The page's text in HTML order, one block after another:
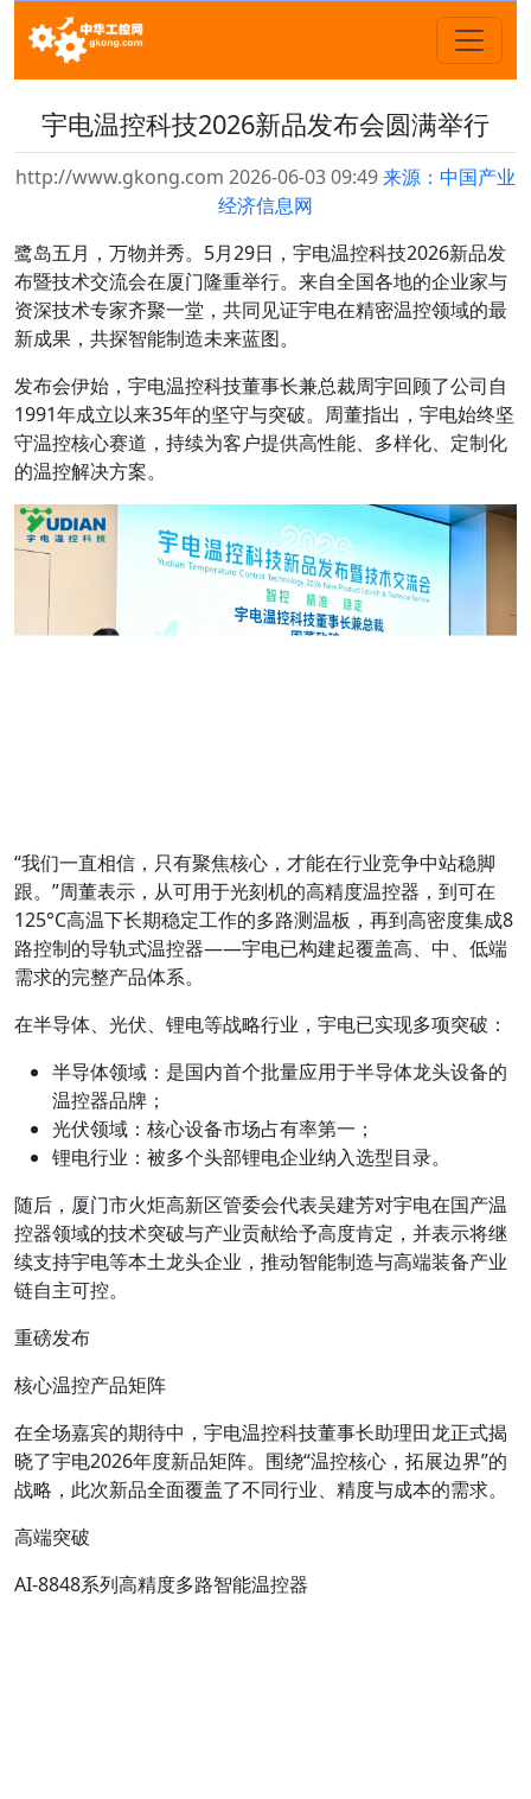
宇电温控科技2026新品发布会圆满举行
http://www.gkong.com 2026-06-03 09:49来源：中国产业
经济信息网
鹭岛五月，万物并秀。5月29日，宇电温控科技2026新品发
布暨技术交流会在厦门隆重举行。来自全国各地的企业家与
资深技术专家齐聚一堂，共同见证宇电在精密温控领域的最
新成果，共探智能制造未来蓝图。
发布会伊始，宇电温控科技董事长兼总裁周宇回顾了公司自
1991年成立以来35年的坚守与突破。周董指出，宇电始终坚
守温控核心赛道，持续为客户提供高性能、多样化、定制化
的温控解决方案。
“我们一直相信，只有聚焦核心，才能在行业竞争中站稳脚
跟。”周董表示，从可用于光刻机的高精度温控器，到可在
125°C高温下长期稳定工作的多路测温板，再到高密度集成8
路控制的导轨式温控器——宇电已构建起覆盖高、中、低端
需求的完整产品体系。
在半导体、光伏、锂电等战略行业，宇电已实现多项突破：
半导体领域：是国内首个批量应用于半导体龙头设备的
温控器品牌；
光伏领域：核心设备市场占有率第一；
锂电行业：被多个头部锂电企业纳入选型目录。
随后，厦门市火炬高新区管委会代表吴建芳对宇电在国产温
控器领域的技术突破与产业贡献给予高度肯定，并表示将继
续支持宇电等本土龙头企业，推动智能制造与高端装备产业
链自主可控。
重磅发布
核心温控产品矩阵
在全场嘉宾的期待中，宇电温控科技董事长助理田龙正式揭
晓了宇电2026年度新品矩阵。围绕“温控核心，拓展边界”的
战略，此次新品全面覆盖了不同行业、精度与成本的需求。
高端突破
AI-8848系列高精度多路智能温控器